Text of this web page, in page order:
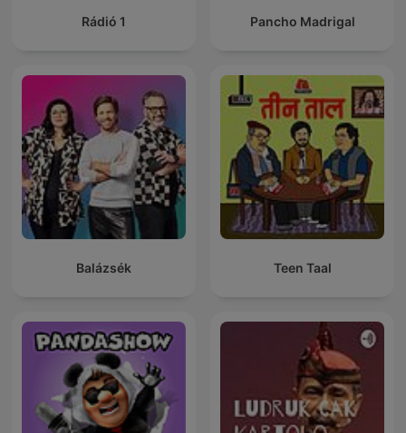
Rádió 1 Pancho Madrigal
Balázsék Teen Taal